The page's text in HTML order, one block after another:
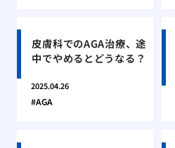
皮膚科でのAGA治療、途
中でやめるとどうなる？
2025.04.26
AGA